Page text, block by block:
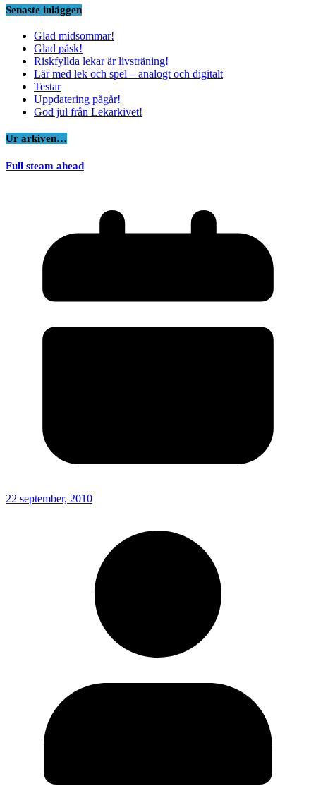
Senaste inläggen
Glad midsommar!
Glad påsk!
Riskfyllda lekar är livsträning!
Lär med lek och spel – analogt och digitalt
Testar
Uppdatering pågår!
God jul från Lekarkivet!
Ur arkiven…
Full steam ahead
22 september, 2010